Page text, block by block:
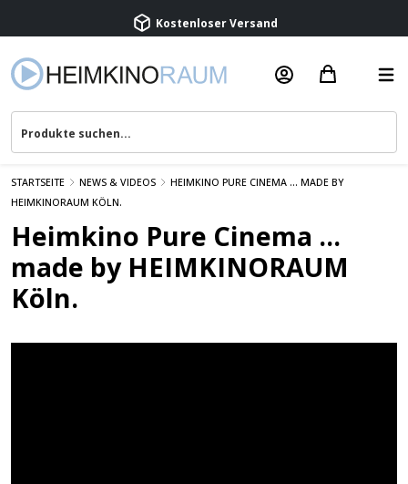
Kostenloser Versand
Beratung & Service
STARTSEITE NEWS & VIDEOS
HEIMKINO PURE CINEMA ... MADE BY
HEIMKINORAUM KÖLN.
Heimkino Pure Cinema ...
made by HEIMKINORAUM
Köln.